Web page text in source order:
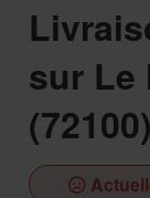
sur Le
(72100)